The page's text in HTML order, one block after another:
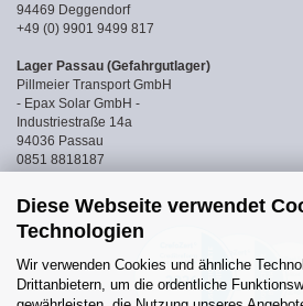
Diese Webseite verwendet
Technologien
Wir verwenden Cookies und ähnliche
Drittanbietern, um die ordentliche
94469 Deggendorf
+49 (0) 9901 9499 817
Lager Passau (Gefahrgutlager)
Pillmeier Transport GmbH
- Epax Solar GmbH -
Industriestraße 14a
94036 Passau
0851 8818187